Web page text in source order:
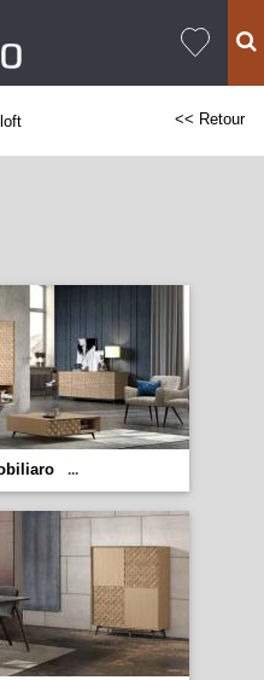
<< Retour
...